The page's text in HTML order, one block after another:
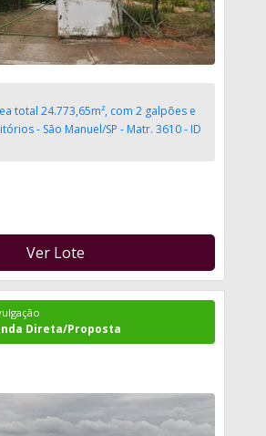
total 24.773,65m², com 2 galpões e
- São Manuel/SP - Matr. 3610 - ID
Ver Lote
Direta/Proposta